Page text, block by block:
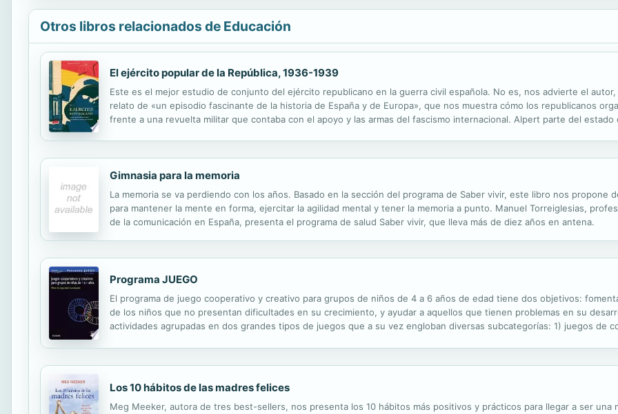
Otros libros relacionados de Educación
El ejército popular de la República, 1936-1939
Este es el mejor estudio de conjunto del ejército republicano en la guerra civil española. No es, nos advierte el
relato de «un episodio fascinante de la historia de España y de Europa», que nos muestra cómo los republicanos
frente a una revuelta militar que contaba con el apoyo y las armas del fascismo internacional. Alpert parte del
Gimnasia para la memoria
La memoria se va perdiendo con los años. Basado en la sección del programa de Saber vivir, este libro nos propone
para mantener la mente en forma, ejercitar la agilidad mental y tener la memoria a punto. Manuel Torreiglesias,
de la comunicación en España, presenta el programa de salud Saber vivir, que lleva más de diez años en antena.
Programa JUEGO
El programa de juego cooperativo y creativo para grupos de niños de 4 a 6 años de edad tiene dos objetivos:
de los niños que no presentan dificultades en su crecimiento, y ayudar a aquellos que tienen problemas en su
actividades agrupadas en dos grandes tipos de juegos que a su vez engloban diversas subcategorías: 1) juegos de
Los 10 hábitos de las madres felices
Meg Meeker, autora de tres best-sellers, nos presenta los 10 hábitos más positivos y prácticos para llegar a ser una